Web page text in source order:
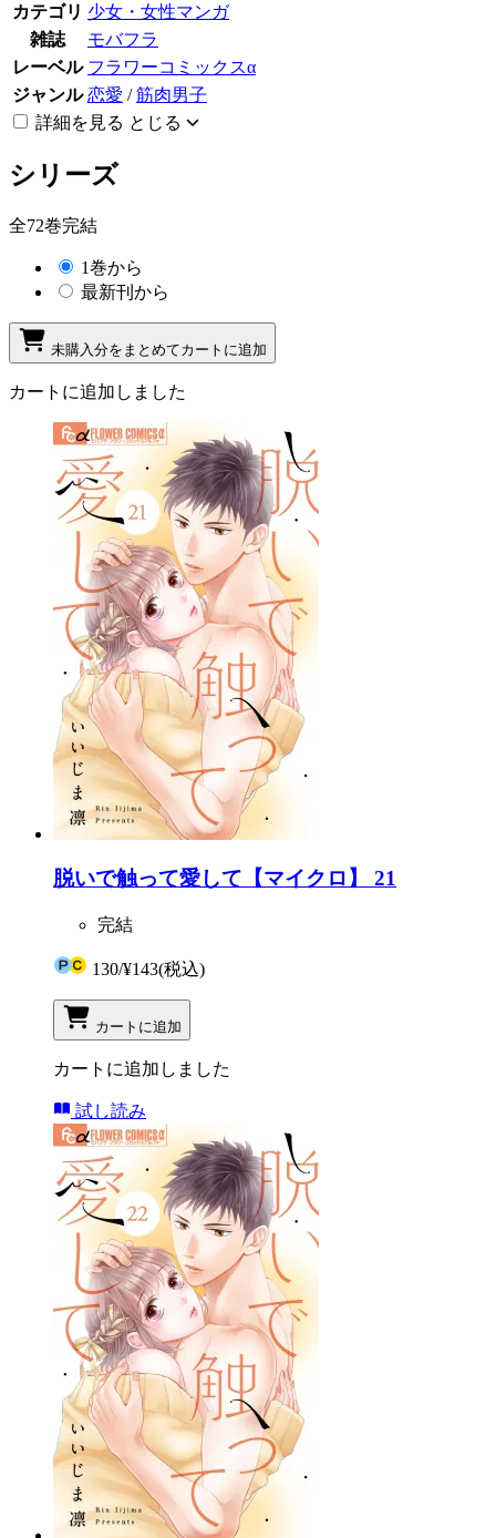
カテゴリ 少女・女性マンガ
雑誌
モバフラ
レーベル フラワーコミックスα
ジャンル 恋愛 /筋肉男子
詳細を見る とじる
シリーズ
全72巻完結
1巻から
最新刊から
未購入分をまとめてカートに追加
カートに追加しました
脱いで触って愛して【マイクロ】 21
完結
130/¥143(税込)
カートに追加
カートに追加しました
試し読み